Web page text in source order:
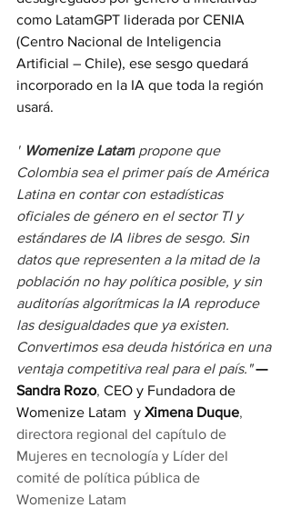
como LatamGPT liderada por CENIA
(Centro Nacional de Inteligencia
Artificial – Chile), ese sesgo quedará
incorporado en la IA que toda la región
usará.
" Womenize Latam propone que
Colombia sea el primer país de América
Latina en contar con estadísticas
oficiales de género en el sector TI y
estándares de IA libres de sesgo. Sin
datos que representen a la mitad de la
población no hay política posible, y sin
auditorías algorítmicas la IA reproduce
las desigualdades que ya existen.
Convertimos esa deuda histórica en una
ventaja competitiva real para el país." —
Sandra Rozo, CEO y Fundadora de
Womenize Latam  y Ximena Duque,
directora regional del capítulo de
Mujeres en tecnología y Líder del
comité de política pública de
Womenize Latam